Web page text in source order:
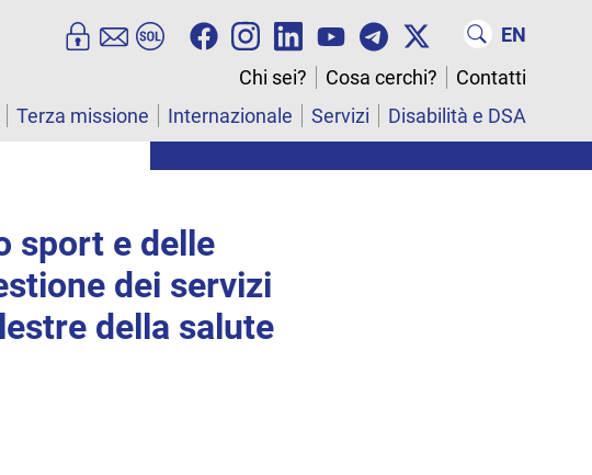
EN
Chi sei?
Cosa cerchi?
Contatti
Terza missione Internazionale Servizi Disabilità e DSA
sport e delle
dei servizi
della salute